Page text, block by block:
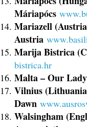
Máriapócs
Mariazell
Austria
Marija Bistrica
bistrica.hr
Malta – Our
Vilnius
Dawn
Walsingham